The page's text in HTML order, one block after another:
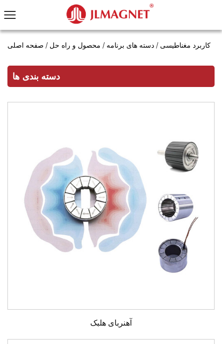
صفحه اصلی / محصول و راه حل / دسته های برنامه / کاربرد مغناطیسی
دسته بندی ها
آهنربای هلبک